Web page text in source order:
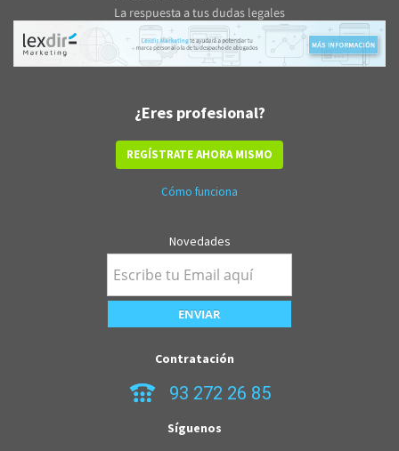
¿Eres profesional?
REGÍSTRATE AHORA MISMO
Cómo funciona
Novedades
Contratación
93 272 26 85
Síguenos